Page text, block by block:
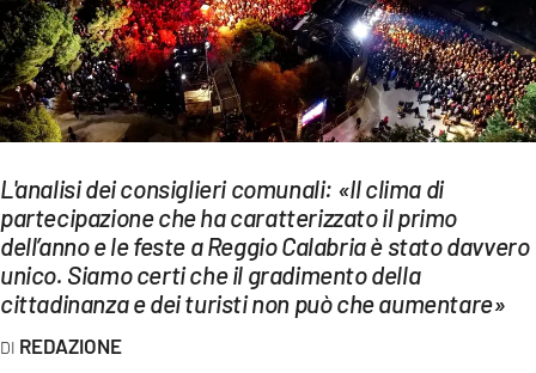
SPORT
Streaming
LAC NETWORK
LAC ONAIR
Network
L'analisi dei consiglieri comunali: «Il clima di
partecipazione che ha caratterizzato il primo
dell’anno e le feste a Reggio Calabria è stato davvero
unico. Siamo certi che il gradimento della
cittadinanza e dei turisti non può che aumentare»
REDAZIONE